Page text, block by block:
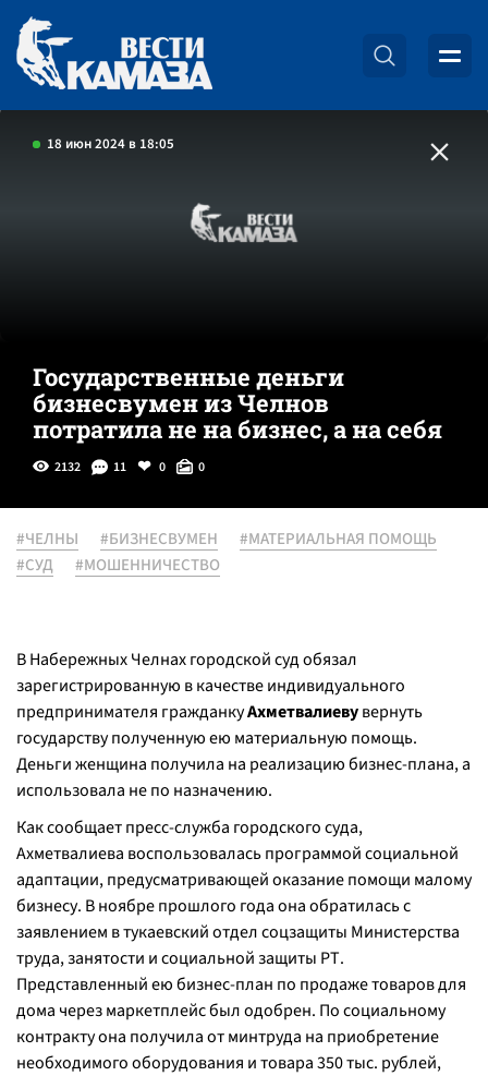
18 июн 2024 в 18:05
Государственные деньги
бизнесвумен из Челнов
потратила не на бизнес, а на себя
2132 11 0 0
#ЧЕЛНЫ #БИЗНЕСВУМЕН
#МАТЕРИАЛЬНАЯ ПОМОЩЬ
#СУД
#МОШЕННИЧЕСТВО
В Набережных Челнах городской суд обязал
зарегистрированную в качестве индивидуального
предпринимателя гражданкуАхметвалиевувернуть
государству полученную ею материальную помощь.
Деньги женщина получила на реализацию бизнес-плана, а
использовала не по назначению.
Как сообщает пресс-служба городского суда,
Ахметвалиева воспользовалась программой социальной
адаптации, предусматривающей оказание помощи малому
бизнесу. В ноябре прошлого года она обратилась с
заявлением в тукаевский отдел соцзащиты Министерства
труда, занятости и социальной защиты РТ.
Представленный ею бизнес-план по продаже товаров для
дома через маркетплейс был одобрен. По социальному
контракту она получила от минтруда на приобретение
необходимого оборудования и товара 350 тыс. рублей,